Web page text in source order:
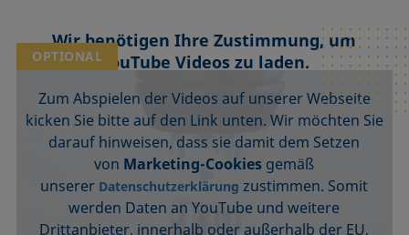
OPTIONAL
Wir benötigen Ihre Zustimmung, um
YouTube Videos zu laden.
Zum Abspielen der Videos auf unserer Webseite
kicken Sie bitte auf den Link unten. Wir möchten Sie
darauf hinweisen, dass sie damit dem Setzen
von Marketing-Cookies gemäß
unserer Datenschutzerklärung zustimmen. Somit
werden Daten an YouTube und weitere
Drittanbieter, innerhalb oder außerhalb der EU,